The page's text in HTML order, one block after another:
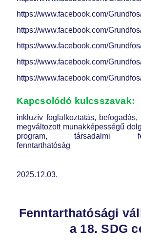
https://www.facebook.com/
https://www.facebook.com/
https://www.facebook.com/
https://www.facebook.com/
https://www.facebook.com/
Kapcsolódó kulcsszavak:
inkluzív foglalkoztatás, befogadás,
megváltozott munakképességű
program, társadalmi
fenntarthatóság
2025.12.03.
Fenntarthatósági
a 18. SDG